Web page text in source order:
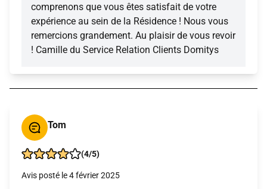
comprenons que vous êtes satisfait de votre
expérience au sein de la Résidence ! Nous vous
remercions grandement. Au plaisir de vous revoir
! Camille du Service Relation Clients Domitys
Tom
(4/5)
Avis posté le 4 février 2025